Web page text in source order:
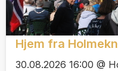
Hjem fra
30.08.2026 16:00 @